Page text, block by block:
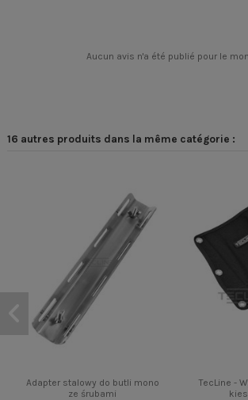
Aucun avis n'a été publié pour le
16 autres produits dans la même catégorie :
Adapter stalowy do butli mono
ze śrubami
TecLine -